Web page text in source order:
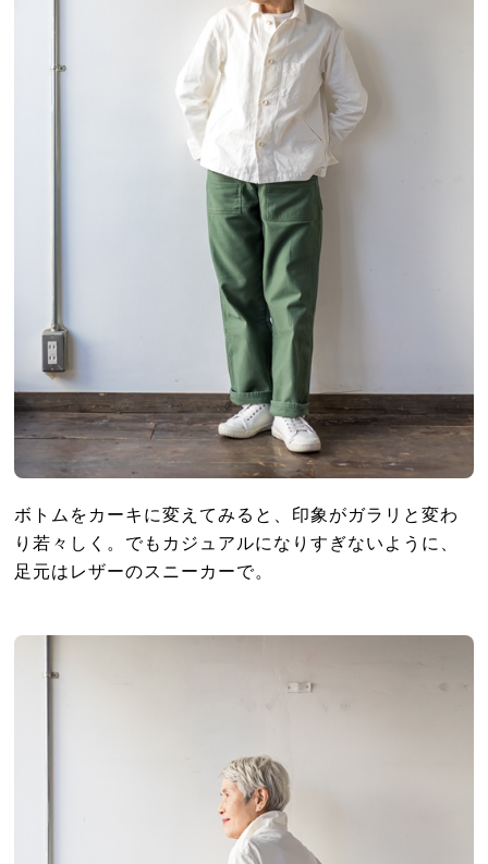
ボトムをカーキに変えてみると、印象がガラリと変わ
り若々しく。でもカジュアルになりすぎないように、
足元はレザーのスニーカーで。